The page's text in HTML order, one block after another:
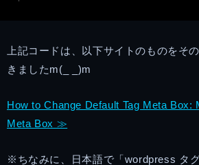
上記コードは、以下サイトのものをそ
きましたm(_ _)m
How to Change Default Tag Meta Box:
Meta Box ≫
※ちなみに、日本語で「wordpress タ